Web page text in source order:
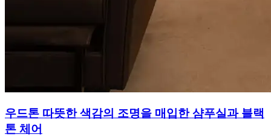
우드톤 따뜻한 색감의 조명을 매입한 샴푸실과 블랙
톤 체어